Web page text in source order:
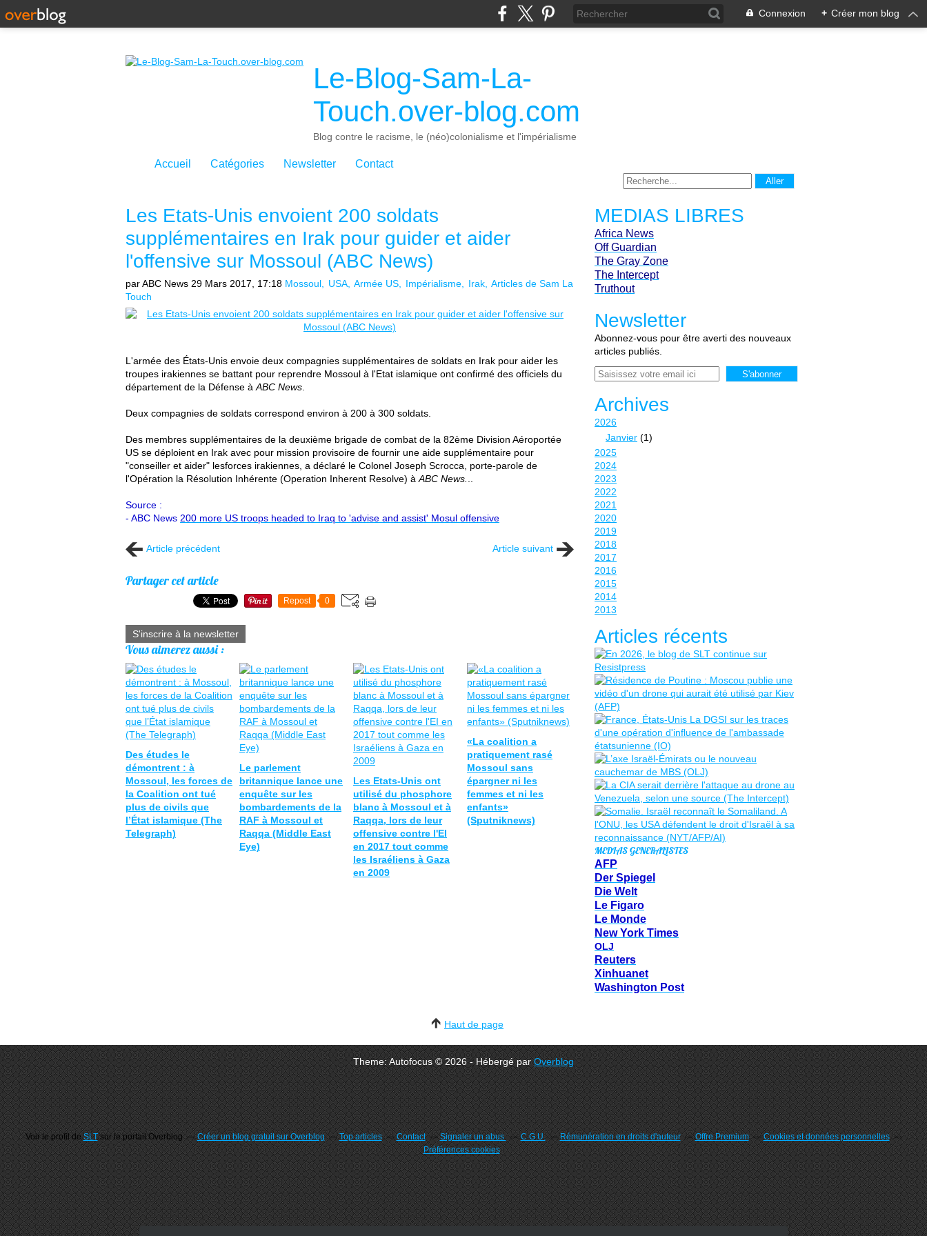
Connexion + Créer mon blog
Le-Blog-Sam-La-
Touch.over-blog.com
Blog contre le racisme, le (néo)colonialisme et l'impérialisme
Accueil Catégories Newsletter Contact
Les Etats-Unis envoient 200 soldats
supplémentaires en Irak pour guider et aider
l'offensive sur Mossoul (ABC News)
par ABC News 29 Mars 2017, 17:18 Mossoul USA Armée US Impérialisme Irak Articles de Sam La
Touch
L'armée des États-Unis envoie deux compagnies supplémentaires de soldats en Irak pour aider les
troupes irakiennes se battant pour reprendre Mossoul à l'Etat islamique ont confirmé des officiels du
département de la Défense à ABC News
Deux compagnies de soldats correspond environ à 200 à 300 soldats.
Des membres supplémentaires de la deuxième brigade de combat de la 82ème Division Aéroportée
US se déploient en Irak avec pour mission provisoire de fournir une aide supplémentaire pour
"conseiller et aider" lesforces irakiennes, a déclaré le Colonel Joseph Scrocca, porte-parole de
l'Opération la Résolution Inhérente (Operation Inherent Resolve) à ABC News.
Source :
- ABC News 200 more US troops headed to Iraq to 'advise and assist' Mosul offensive
Article précédent Article suivant
Partager cet article
Repost 0
S'inscrire à la newsletter
Vous aimerez aussi :
Des études le
démontrent : à
Mossoul, les forces de
la Coalition ont tué
plus de civils que
l’État islamique (The
Telegraph)
Le parlement
britannique lance une
enquête sur les
bombardements de la
RAF à Mossoul et
Raqqa (Middle East
Eye)
Les Etats-Unis ont
utilisé du phosphore
blanc à Mossoul et à
Raqqa, lors de leur
offensive contre l'EI
en 2017 tout comme
les Israéliens à Gaza
en 2009
«La coalition a
pratiquement rasé
Mossoul sans
épargner ni les
femmes et ni les
enfants»
(Sputniknews)
MEDIAS LIBRES
Africa News
Off Guardian
The Gray Zone
The Intercept
Truthout
Newsletter
Abonnez-vous pour être averti des nouveaux
articles publiés.
Email
Archives
2026
Janvier (1)
2025
2024
2023
2022
2021
2020
2019
2018
2017
2016
2015
2014
2013
Articles récents
MEDIAS GENERALISTES
AFP
Der Spiegel
Die Welt
Le Figaro
Le Monde
New York Times
OLJ
Reuters
Xinhuanet
Washington Post
Haut de page
Theme: Autofocus © 2026 - Hébergé parOverblog
Voir le profil deSLTsur le portail Overblog Créer un blog gratuit sur Overblog Top articles Contact Signaler un abus C.G.U. Rémunération en droits d'auteur Offre Premium
Cookies et données personnelles
Préférences cookies